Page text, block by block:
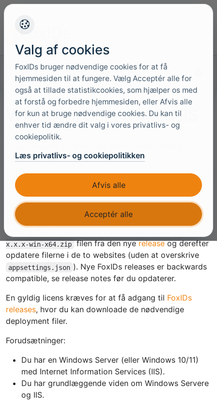
Søg i dokumentationen
Windows Server med IIS
Information Services (IIS).
Dette er en beskrivelse af hvordan du laver en standard
deployment
logger ind første gang
En FoxIDs installation er selvstændig, har få eksterne
dependencies og kan opnå meget høj oppetid med lille
indsats. FoxIDs opdateres ved at downloade
x.x.x-win-x64.zip filen fra den nyereleaseog derefter
opdatere filerne i de to websites (uden at overskrive
appsettings.json ). Nye FoxIDs releases er backwards
compatible, se release notes før du opdaterer.
En gyldig licens kræves for at få adgang til FoxIDs
releases, hvor du kan downloade de nødvendige
deployment filer.
Forudsætninger:
Du har en Windows Server (eller Windows 10/11)
med Internet Information Services (IIS).
Du har grundlæggende viden om Windows Servere
og IIS.
Valg af cookies
FoxIDs bruger nødvendige cookies for at få
hjemmesiden til at fungere. Vælg Acceptér alle for
også at tillade statistikcookies, som hjælper os med
at forstå og forbedre hjemmesiden, eller Afvis alle
for kun at bruge nødvendige cookies. Du kan til
enhver tid ændre dit valg i vores privatlivs- og
cookiepolitik.
Læs privatlivs- og cookiepolitikken
Afvis alle
Acceptér alle